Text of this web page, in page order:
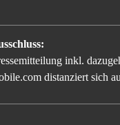
inkl.
distanziert sich